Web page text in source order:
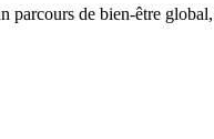
de bien-être